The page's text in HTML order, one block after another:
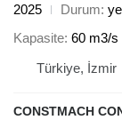
2025
Durum
Kapasite 60 m3/s
Türkiye, İzmir
CONSTMACH